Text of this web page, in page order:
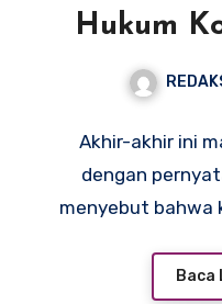
Hukum
Akhir-akhir ini
dengan
menyebut bahwa
Baca